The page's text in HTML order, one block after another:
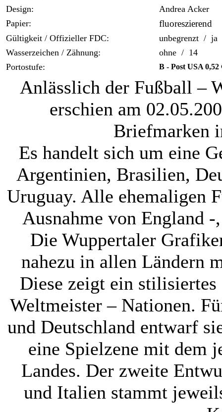
Design:
Andrea Acker
Papier:
fluoreszierend
Gültigkeit / Offizieller FDC:
unbegrenzt / ja
Wasserzeichen / Zähnung:
ohne / 14
Portostufe:
B - Post USA 0,52
Anlässlich der Fußball –
erschien am
Briefmarken
Es handelt sich um eine
Argentinien, Brasilien,
Uruguay. Alle ehemaligen
Ausnahme von England
Die Wuppertaler
nahezu in allen Ländern
Diese zeigt ein
Weltmeister – Nationen.
und Deutschland entwarf
eine Spielzene mit dem
Landes. Der zweite
und Italien stammt